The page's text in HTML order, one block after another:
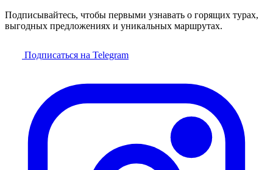
Подписывайтесь, чтобы первыми узнавать о горящих турах,
выгодных предложениях и уникальных маршрутах.
Подписаться на Telegram